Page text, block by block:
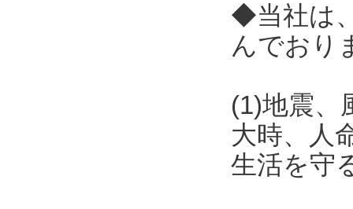
◆当社は
んでおり
(1)地震、
大時、人
生活を守